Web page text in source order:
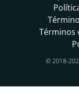
Términos
© 2018-